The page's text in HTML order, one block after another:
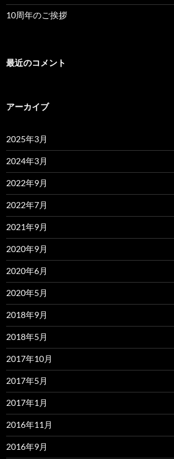
10周年のご挨拶
最近のコメント
アーカイブ
2025年3月
2024年3月
2022年9月
2022年7月
2021年9月
2020年9月
2020年6月
2020年5月
2018年9月
2018年5月
2017年10月
2017年5月
2017年1月
2016年11月
2016年9月